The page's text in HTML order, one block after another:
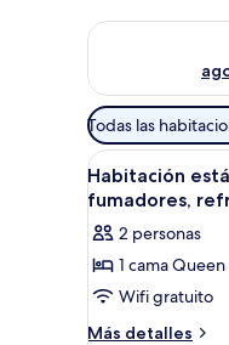
Consulta la
Filtros
disponibles
para
las
habitaciones
Todas las
Abrir
todas
las
fotos
de
Habitación
estándar,
17
Habitación
fumadores,
2 personas
1 cama Queen
Wifi gratuito
Más detalles
Más